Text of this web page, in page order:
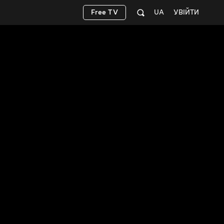
УВІЙТИ
UA
Free TV